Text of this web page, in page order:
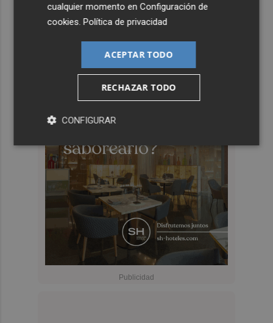
cualquier momento enConfiguración de
cookies .Política de privacidad
ACEPTAR TODO
RECHAZAR TODO
CONFIGURAR